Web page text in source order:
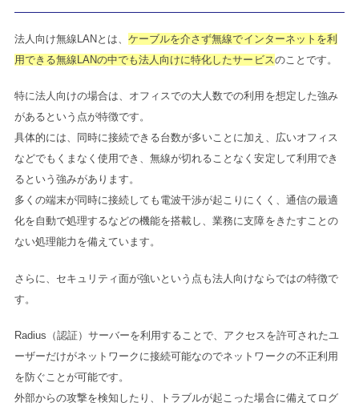
法人向け無線LANとは、ケーブルを介さず無線でインターネットを利
用できる無線LANの中でも法人向けに特化したサービスのことです。
特に法人向けの場合は、オフィスでの大人数での利用を想定した強み
があるという点が特徴です。
具体的には、同時に接続できる台数が多いことに加え、広いオフィス
などでもくまなく使用でき、無線が切れることなく安定して利用でき
るという強みがあります。
多くの端末が同時に接続しても電波干渉が起こりにくく、通信の最適
化を自動で処理するなどの機能を搭載し、業務に支障をきたすことの
ない処理能力を備えています。
さらに、セキュリティ面が強いという点も法人向けならではの特徴で
す。
Radius（認証）サーバーを利用することで、アクセスを許可されたユ
ーザーだけがネットワークに接続可能なのでネットワークの不正利用
を防ぐことが可能です。
外部からの攻撃を検知したり、トラブルが起こった場合に備えてログ